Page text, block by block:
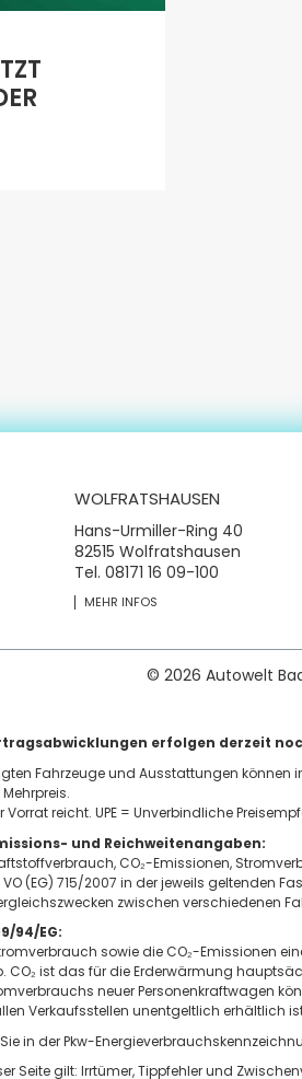
WOLFRATSHAUSEN
Hans-Urmiller-Ring 40
82515 Wolfratshausen
Tel.08171 16 09-100
MEHR INFOS
© 2026 Autowelt
erfolgen derzeit
Fahrzeuge und Ausstattungen
reicht. UPE = Unverbindliche
und Reichweitenangaben:
CO₂-Emissionen,
VO (EG) 715/2007 in der jeweils
zwischen verschiedenen
94/EG:
sowie die CO₂-Emissionen
CO₂ ist das für die Erderwärmung
neuer Personenkraftwagen
Verkaufsstellen unentgeltlich erhältlich
in der Pkw-
Seite gilt: Irrtümer, Tippfehler und